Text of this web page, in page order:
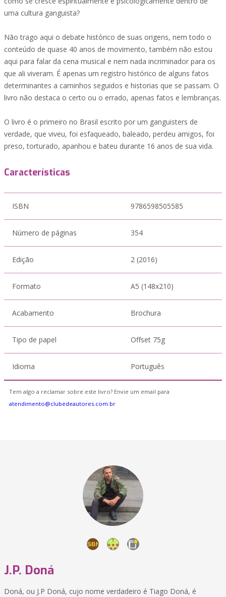
uma cultura ganguista?
Não trago aqui o debate histórico de suas origens, nem todo o
conteúdo de quase 40 anos de movimento, também não estou
aqui para falar da cena musical e nem nada incriminador para os
que ali viveram. É apenas um registro histórico de alguns fatos
determinantes a caminhos seguidos e historias que se passam. O
livro não destaca o certo ou o errado, apenas fatos e lembranças.
O livro é o primeiro no Brasil escrito por um ganguisters de
verdade, que viveu, foi esfaqueado, baleado, perdeu amigos, foi
preso, torturado, apanhou e bateu durante 16 anos de sua vida.
Características
ISBN 9786598505585
Número de páginas 354
Edição 2 (2016)
Formato A5 (148x210)
Acabamento Brochura
Tipo de papel Offset 75g
Idioma Português
Tem algo a reclamar sobre este livro? Envie um email para
atendimento@clubedeautores.com.br
J.P. Doná
Doná, ou J.P Doná, cujo nome verdadeiro é Tiago Doná, é